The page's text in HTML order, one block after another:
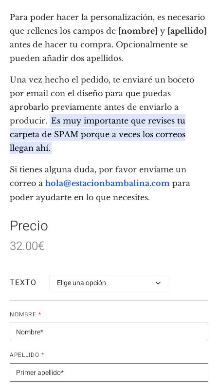
Para poder hacer la personalización, es necesario
que rellenes los campos de [nombre] y [apellido]
antes de hacer tu compra. Opcionalmente se
pueden añadir dos apellidos.
Una vez hecho el pedido, te enviaré un boceto
por email con el diseño para que puedas
aprobarlo previamente antes de enviarlo a
producir. Es muy importante que revises tu
carpeta de SPAM porque a veces los correos
llegan ahí.
Si tienes alguna duda, por favor envíame un
correo a hola@estacionbambalina.com para
poder ayudarte en lo que necesites.
Precio
32.00€
TEXTO
NOMBRE *
APELLIDO *